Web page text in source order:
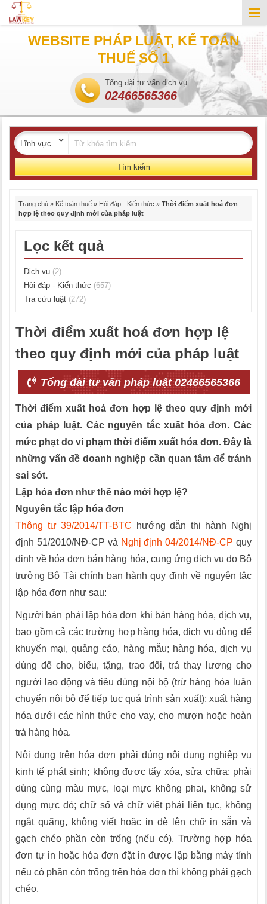
WEBSITE PHÁP LUẬT, KẾ TOÁN
THUẾ SỐ 1
Tổng đài tư vấn dịch vụ
02466565366
Tìm kiếm
Trang chủ » Kế toán thuế » Hỏi đáp - Kiến thức » Thời điểm xuất hoá đơn
hợp lệ theo quy định mới của pháp luật
Lọc kết quả
Dịch vụ (2)
Hỏi đáp - Kiến thức (657)
Tra cứu luật (272)
Thời điểm xuất hoá đơn hợp lệ
theo quy định mới của pháp luật
Tổng đài tư vấn pháp luật 02466565366
Thời điểm xuất hoá đơn hợp lệ theo quy định mới
của pháp luật. Các nguyên tắc xuất hóa đơn. Các
mức phạt do vi phạm thời điểm xuất hóa đơn. Đây là
những vấn đề doanh nghiệp cần quan tâm để tránh
sai sót.
Lập hóa đơn như thế nào mới hợp lệ?
Nguyên tắc lập hóa đơn
Thông tư 39/2014/TT-BTC hướng dẫn thi hành Nghị
định 51/2010/NĐ-CP và Nghị định 04/2014/NĐ-CP quy
định về hóa đơn bán hàng hóa, cung ứng dịch vụ do Bộ
trưởng Bộ Tài chính ban hành quy định về nguyên tắc
lập hóa đơn như sau:
Người bán phải lập hóa đơn khi bán hàng hóa, dịch vụ,
bao gồm cả các trường hợp hàng hóa, dịch vụ dùng để
khuyến mại, quảng cáo, hàng mẫu; hàng hóa, dịch vụ
dùng để cho, biếu, tặng, trao đổi, trả thay lương cho
người lao động và tiêu dùng nội bộ (trừ hàng hóa luân
chuyển nội bộ để tiếp tục quá trình sản xuất); xuất hàng
hóa dưới các hình thức cho vay, cho mượn hoặc hoàn
trả hàng hóa.
Nội dung trên hóa đơn phải đúng nội dung nghiệp vụ
kinh tế phát sinh; không được tẩy xóa, sửa chữa; phải
dùng cùng màu mực, loại mực không phai, không sử
dụng mực đỏ; chữ số và chữ viết phải liên tục, không
ngắt quãng, không viết hoặc in đè lên chữ in sẵn và
gạch chéo phần còn trống (nếu có). Trường hợp hóa
đơn tự in hoặc hóa đơn đặt in được lập bằng máy tính
nếu có phần còn trống trên hóa đơn thì không phải gạch
chéo.